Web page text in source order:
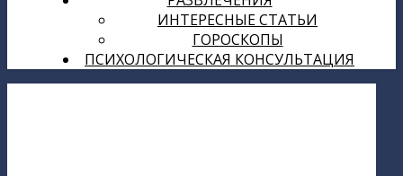
ИНТЕРЕСНЫЕ СТАТЬИ
ГОРОСКОПЫ
ПСИХОЛОГИЧЕСКАЯ КОНСУЛЬТАЦИЯ